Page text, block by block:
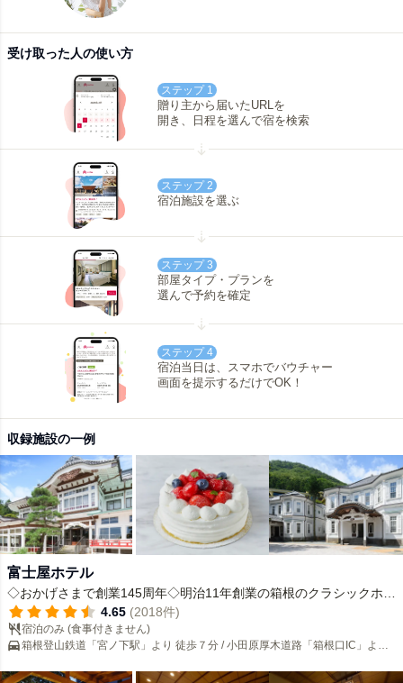
受け取った人の使い方
ステップ 1
贈り主から届いたURLを
開き、日程を選んで宿を検索
ステップ 2
宿泊施設を選ぶ
ステップ 3
部屋タイプ・プランを
選んで予約を確定
ステップ 4
宿泊当日は、スマホでバウチャー
画面を提示するだけでOK！
収録施設の一例
富士屋ホテル
◇おかげさまで創業145周年◇明治11年創業の箱根のクラシックホテ
ル
4.65 (2018件)
宿泊のみ (食事付きません)
箱根登山鉄道「宮ノ下駅」より 徒歩７分 / 小田原厚木道路「箱根口IC」より